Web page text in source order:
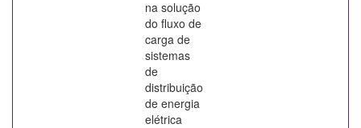
na solução
do fluxo de
carga de
sistemas
de
distribuição
de energia
elétrica